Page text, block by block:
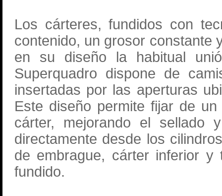
Los cárteres, fundidos con
contenido, un grosor constante
en su diseño la habitual
Superquadro dispone de
insertadas por las aperturas
Este diseño permite fijar de
cárter, mejorando el sellado
directamente desde los
de embrague, cárter inferior y
fundido.